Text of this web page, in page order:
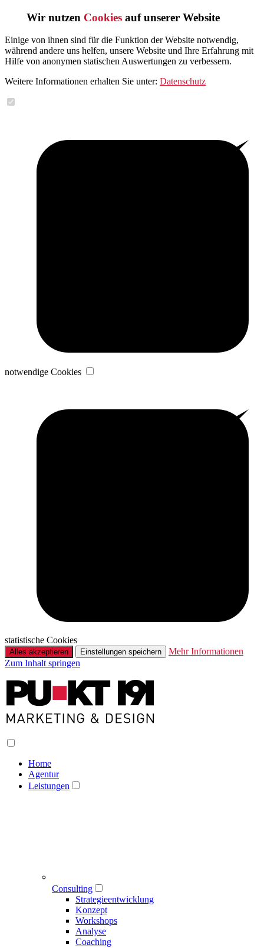
Wir nutzen Cookies auf unserer Website
Einige von ihnen sind für die Funktion der Website notwendig,
während andere uns helfen, unsere Website und Ihre Erfahrung mit
Hilfe von anonymen statischen Auswertungen zu verbessern.
Weitere Informationen erhalten Sie unter: Datenschutz
notwendige Cookies
statistische Cookies
Alles akzeptieren Einstellungen speichern
Mehr Informationen
Zum Inhalt springen
Home
Agentur
Leistungen
Consulting
Strategieentwicklung
Konzept
Workshops
Analyse
Coaching